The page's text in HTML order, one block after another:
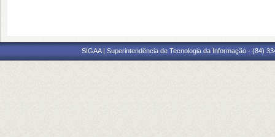
SIGAA | Superintendência de Tecnologia da Informação - (84)